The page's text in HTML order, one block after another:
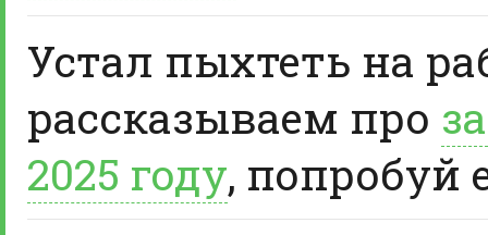
Устал пыхтеть на
рассказываем про
2025 году, попробуй